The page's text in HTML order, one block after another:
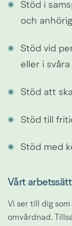
Stöd i
och
Stöd vid
eller i
Stöd att
Stöd till
Stöd med
Vårt arbetssätt
Vi ser till dig
omvårdnad.